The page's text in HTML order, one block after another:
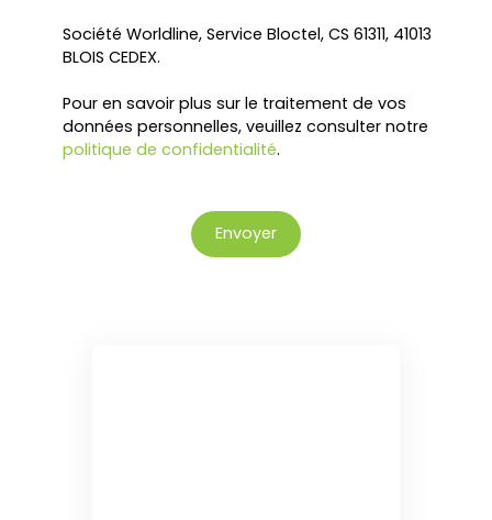
Société Worldline, Service Bloctel, CS 61311, 41013
BLOIS CEDEX.
Pour en savoir plus sur le traitement de vos
données personnelles, veuillez consulter notre
politique de confidentialité.
Envoyer